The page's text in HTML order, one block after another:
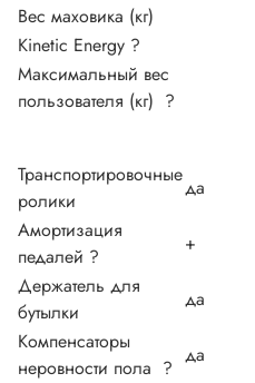
Вес маховика (кг)
Kinetic Energy ?
Максимальный вес
пользователя (кг) ?
Транспортировочные
ролики
да
Амортизация
педалей ?
+
Держатель для
бутылки
да
Компенсаторы
неровности пола ?
да